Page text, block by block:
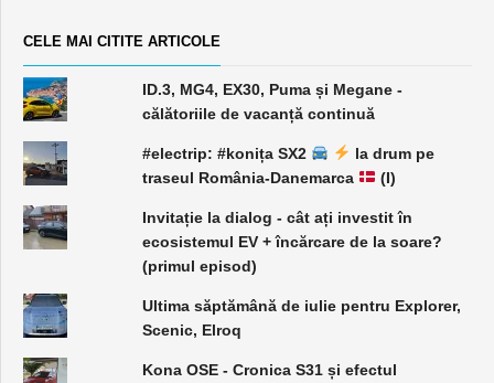
CELE MAI CITITE ARTICOLE
ID.3, MG4, EX30, Puma și Megane -
călătoriile de vacanță continuă
#electrip: #konița SX2
la drum pe
traseul România-Danemarca
(I)
Invitație la dialog - cât ați investit în
ecosistemul EV + încărcare de la soare?
(primul episod)
Ultima săptămână de iulie pentru Explorer,
Scenic, Elroq
Kona OSE - Cronica S31 și efectul